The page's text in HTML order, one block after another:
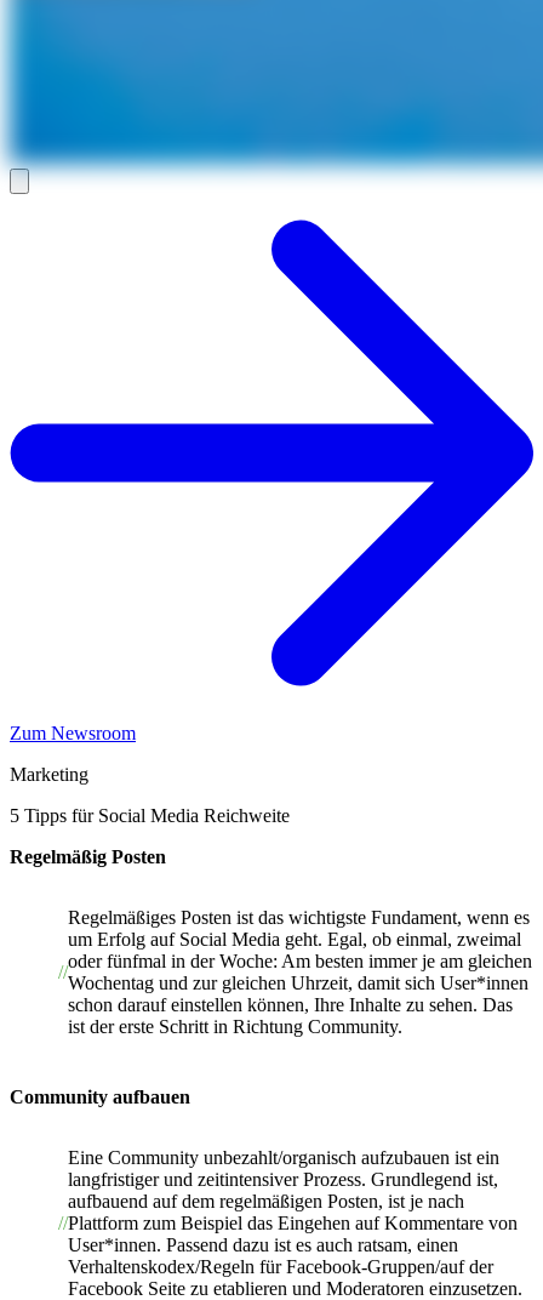
Zum Newsroom
Marketing
5 Tipps für Social Media Reichweite
Regelmäßig Posten
Regelmäßiges Posten ist das wichtigste Fundament, wenn es
um Erfolg auf Social Media geht. Egal, ob einmal, zweimal
oder fünfmal in der Woche: Am besten immer je am gleichen
Wochentag und zur gleichen Uhrzeit, damit sich User*innen
schon darauf einstellen können, Ihre Inhalte zu sehen. Das
ist der erste Schritt in Richtung Community.
Community aufbauen
Eine Community unbezahlt/organisch aufzubauen ist ein
langfristiger und zeitintensiver Prozess. Grundlegend ist,
aufbauend auf dem regelmäßigen Posten, ist je nach
Plattform zum Beispiel das Eingehen auf Kommentare von
User*innen. Passend dazu ist es auch ratsam, einen
Verhaltenskodex/Regeln für Facebook-Gruppen/auf der
Facebook Seite zu etablieren und Moderatoren einzusetzen.